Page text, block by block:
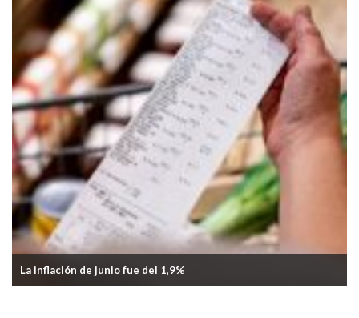
fue del 1,9%